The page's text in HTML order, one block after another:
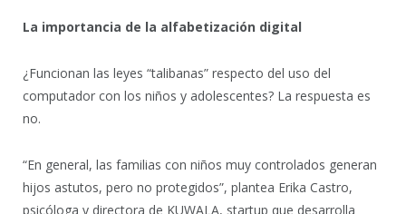
La importancia de la alfabetización digital
¿Funcionan las leyes “talibanas” respecto del uso del
computador con los niños y adolescentes? La respuesta es
no.
“En general, las familias con niños muy controlados generan
hijos astutos, pero no protegidos”, plantea Erika Castro,
psicóloga y directora de KUWALA, startup que desarrolla